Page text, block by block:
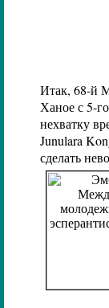
Итак, 68-й
Ханое с 5-
нехватку
Junulara
сделать